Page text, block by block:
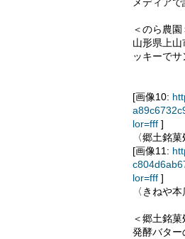
メディア
＜のら農
山形県上
ッキーでサ
[画像10:
lor=fff ]
〈郷土銘
[画像11:
lor=fff ]
〈きねや
＜郷土銘
発酵バター